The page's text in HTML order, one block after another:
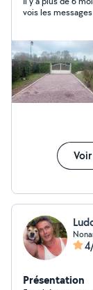
vois les
Présentation